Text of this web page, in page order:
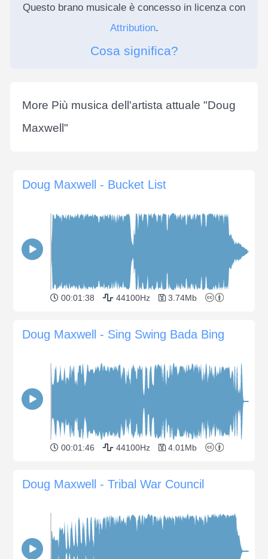
Questo brano musicale è concesso in licenza con
Attribution.
Cosa significa?
More Più musica dell'artista attuale "Doug
Maxwell"
Doug Maxwell - Bucket List
00:01:38 44100Hz 3.74Mb
Doug Maxwell - Sing Swing Bada Bing
00:01:46 44100Hz 4.01Mb
Doug Maxwell - Tribal War Council